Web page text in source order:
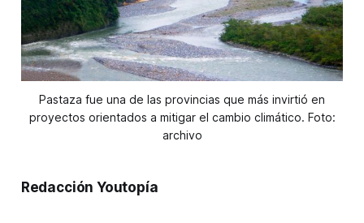
Pastaza fue una de las provincias que más invirtió en
proyectos orientados a mitigar el cambio climático. Foto:
archivo
Redacción Youtopía